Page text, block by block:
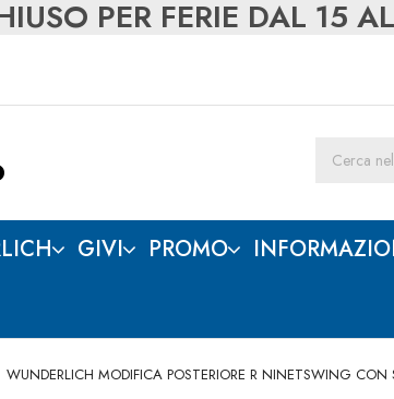
PER FERIE DAL 15
GIVI PROMO
WUNDERLICH MODIFICA POSTERIORE R NINETSWING CON